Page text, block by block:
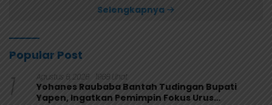
Selengkapnya
Popular Post
1 Agustus 6, 2026 1968 Lihat
Yohanes Raubaba Bantah Tudingan Bupati
Yapen, Ingatkan Pemimpin Fokus Urus